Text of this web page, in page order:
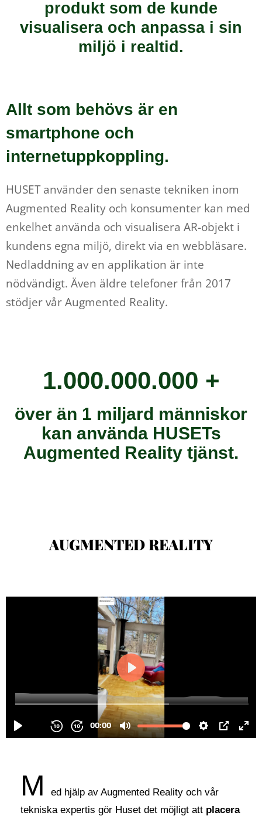
produkt som de kunde
visualisera och anpassa i sin
miljö i realtid.
Allt som behövs är en
smartphone och
internetuppkoppling.
HUSET använder den senaste tekniken inom
Augmented Reality och konsumenter kan med
enkelhet använda och visualisera AR-objekt i
kundens egna miljö, direkt via en webbläsare.
Nedladdning av en applikation är inte
nödvändigt. Även äldre telefoner från 2017
stödjer vår Augmented Reality.
1.000.000.000 +
över än 1 miljard människor
kan använda HUSETs
Augmented Reality tjänst.
AUGMENTED REALITY
M
ed hjälp av Augmented Reality och vår
tekniska expertis gör Huset det möjligt att placera